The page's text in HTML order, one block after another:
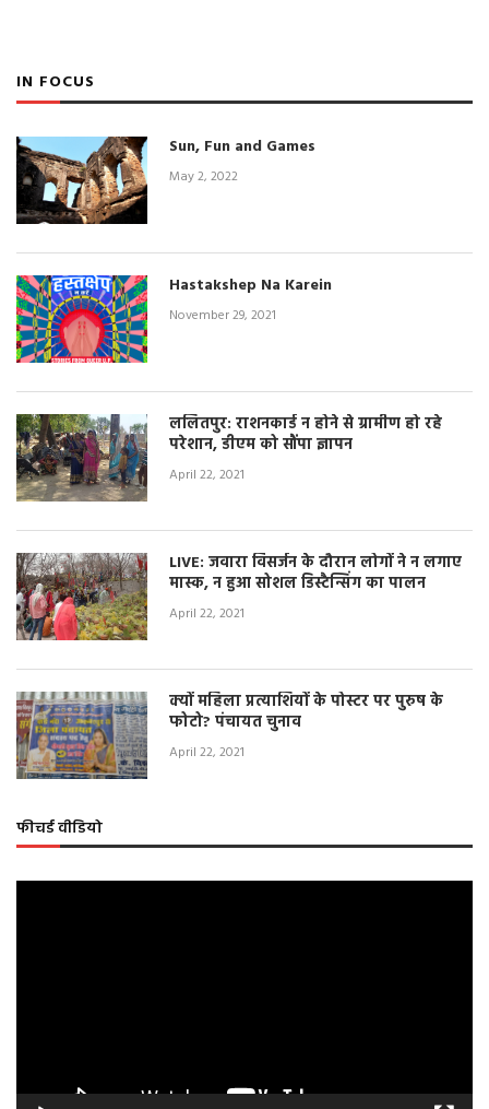
IN FOCUS
Sun, Fun and Games
May 2, 2022
Hastakshep Na Karein
November 29, 2021
ललितपुर: राशनकार्ड न होने से ग्रामीण हो रहे
परेशान, डीएम को सौंपा ज्ञापन
April 22, 2021
LIVE: जवारा विसर्जन के दौरान लोगों ने न लगाए
मास्क, न हुआ सोशल डिस्टैन्सिंग का पालन
April 22, 2021
क्यों महिला प्रत्याशियों के पोस्टर पर पुरुष के
फोटो? पंचायत चुनाव
April 22, 2021
फीचर्ड वीडियो